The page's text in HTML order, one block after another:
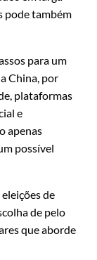
pode também
para um
China, por
plataformas
e
apenas
possível
de
de pelo
que aborde